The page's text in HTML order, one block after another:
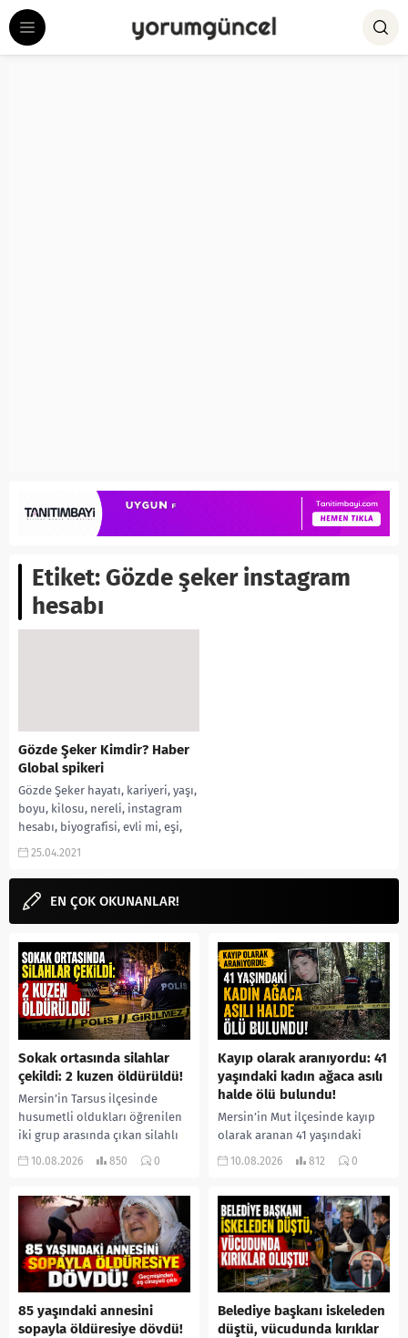
Etiket:Gözde şeker instagram
hesabı
Gözde Şeker Kimdir? Haber
Global spikeri
Gözde Şeker hayatı, kariyeri, yaşı,
boyu, kilosu, nereli, instagram
hesabı, biyografisi, evli mi, eşi,
Haber Global spikeri haber
25.04.2021
EN ÇOK OKUNANLAR!
Sokak ortasında silahlar
çekildi: 2 kuzen öldürüldü!
Mersin’in Tarsus ilçesinde
husumetli oldukları öğrenilen
iki grup arasında çıkan silahlı
kavgada iki kuzen yaşamını
10.08.2026 850 0
Kayıp olarak aranıyordu: 41
yaşındaki kadın ağaca asılı
halde ölü bulundu!
Mersin’in Mut ilçesinde kayıp
olarak aranan 41 yaşındaki
Ümmühan Dilek Ata’dan acı
10.08.2026 812 0
85 yaşındaki annesini
sopayla öldüresiye dövdü!
Belediye başkanı iskeleden
düştü, vücudunda kırıklar